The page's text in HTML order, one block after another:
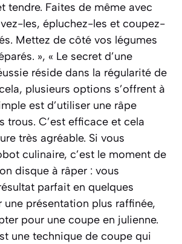
tendre. Faites de même avec
les, épluchez-les et coupez-
Mettez de côté vos légumes
», « Le secret d’une
réside dans la régularité de
plusieurs options s’offrent à
est d’utiliser une râpe
trous. C’est efficace et cela
très agréable. Si vous
culinaire, c’est le moment de
disque à râper : vous
parfait en quelques
une présentation plus raffinée,
pour une coupe en julienne.
une technique de coupe qui